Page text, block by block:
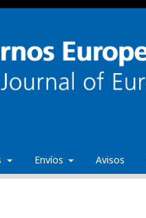
Envíos Avisos